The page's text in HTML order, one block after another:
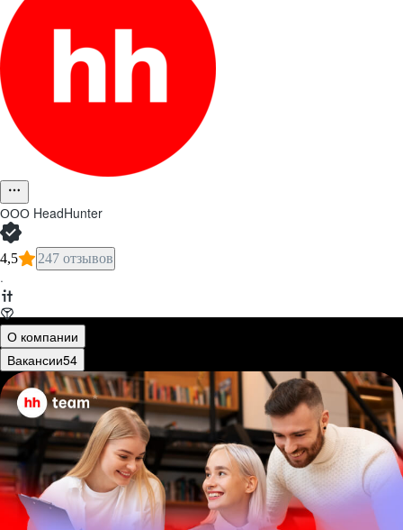
ООО HeadHunter
4,5 247 отзывов
·
О компании
Вакансии54